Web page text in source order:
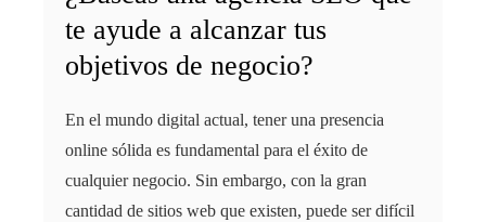
te ayude a alcanzar tus
objetivos de negocio?
En el mundo digital actual, tener una presencia
online sólida es fundamental para el éxito de
cualquier negocio. Sin embargo, con la gran
cantidad de sitios web que existen, puede ser difícil